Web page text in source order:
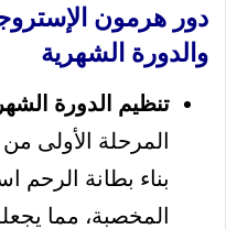
دور هرمون
والدورة الشهرية
تنظيم الدورة
المرحلة الأولى
بناء بطانة الرحم
المخصبة، مما